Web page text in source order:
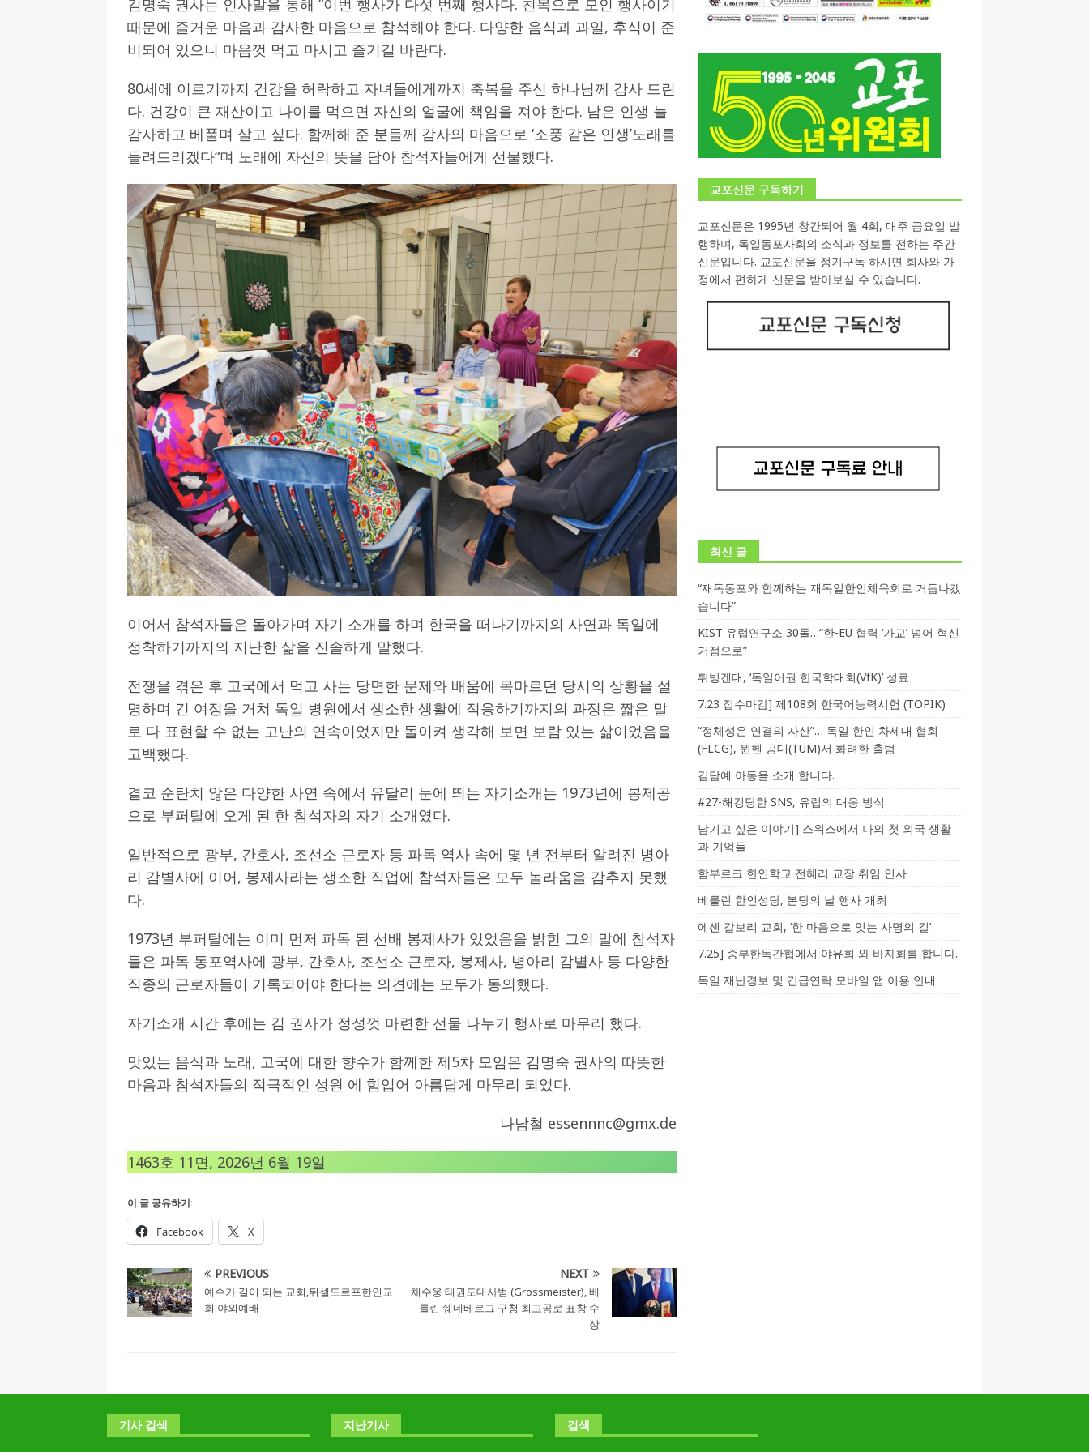
[ 2026-07-27 ] 튀빙겐대, ‘독일어권 한국학대회(VfK)’ 성료
한인소식
[ 2026-07-20 ] 7.23 접수마감] 제108회 한국어능력시험 (TOPIK)
[ 2026-07-20 ]
“정체성은 연결의 자산”… 독일 한인 차세대 협회(FLCG), 뮌헨 공대(TUM)서 화려한 출범
인소식
[ 2026-07-20 ] 김담예 아동을 소개 합니다.
사랑의 손길
[ 2022-03-20 ] 사진의 주인을 찾습니다. 게시판 / 행사 / 알림
김명숙 권사는 인사말을 통해 “이번 행사가 다섯 번째 행사다. 친목으로 모인 행사이기
때문에 즐거운 마음과 감사한 마음으로 참석해야 한다. 다양한 음식과 과일, 후식이 준
비되어 있으니 마음껏 먹고 마시고 즐기길 바란다.
80세에 이르기까지 건강을 허락하고 자녀들에게까지 축복을 주신 하나님께 감사 드린
다. 건강이 큰 재산이고 나이를 먹으면 자신의 얼굴에 책임을 져야 한다. 남은 인생 늘
감사하고 베풀며 살고 싶다. 함께해 준 분들께 감사의 마음으로 ‘소풍 같은 인생’노래를
들려드리겠다“며 노래에 자신의 뜻을 담아 참석자들에게 선물했다.
이어서 참석자들은 돌아가며 자기 소개를 하며 한국을 떠나기까지의 사연과 독일에
정착하기까지의 지난한 삶을 진솔하게 말했다.
전쟁을 겪은 후 고국에서 먹고 사는 당면한 문제와 배움에 목마르던 당시의 상황을 설
명하며 긴 여정을 거쳐 독일 병원에서 생소한 생활에 적응하기까지의 과정은 짧은 말
로 다 표현할 수 없는 고난의 연속이었지만 돌이켜 생각해 보면 보람 있는 삶이었음을
고백했다.
결코 순탄치 않은 다양한 사연 속에서 유달리 눈에 띄는 자기소개는 1973년에 봉제공
으로 부퍼탈에 오게 된 한 참석자의 자기 소개였다.
일반적으로 광부, 간호사, 조선소 근로자 등 파독 역사 속에 몇 년 전부터 알려진 병아
리 감별사에 이어, 봉제사라는 생소한 직업에 참석자들은 모두 놀라움을 감추지 못했
다.
1973년 부퍼탈에는 이미 먼저 파독 된 선배 봉제사가 있었음을 밝힌 그의 말에 참석자
들은 파독 동포역사에 광부, 간호사, 조선소 근로자, 봉제사, 병아리 감별사 등 다양한
직종의 근로자들이 기록되어야 한다는 의견에는 모두가 동의했다.
자기소개 시간 후에는 김 권사가 정성껏 마련한 선물 나누기 행사로 마무리 했다.
맛있는 음식과 노래, 고국에 대한 향수가 함께한 제5차 모임은 김명숙 권사의 따뜻한
마음과 참석자들의 적극적인 성원 에 힘입어 아름답게 마무리 되었다.
나남철 essennnc@gmx.de
1463호 11면, 2026년 6월 19일
이 글 공유하기:
Facebook X
PREVIOUS
예수가 길이 되는 교회‚뒤셀도르프한인교
회 야외예배
NEXT
채수웅 태권도대사범 (Grossmeister), 베
를린 쉐네베르그 구청 최고공로 표창 수
상
교포신문 구독하기
교포신문은 1995년 창간되어 월 4회, 매주 금요일 발
행하며, 독일동포사회의 소식과 정보를 전하는 주간
신문입니다. 교포신문을 정기구독 하시면 회사와 가
정에서 편하게 신문을 받아보실 수 있습니다.
최신 글
“재독동포와 함께하는 재독일한인체육회로 거듭나겠
습니다”
KIST 유럽연구소 30돌…“한-EU 협력 ‘가교’ 넘어 혁신
거점으로”
튀빙겐대, ‘독일어권 한국학대회(VfK)’ 성료
7.23 접수마감] 제108회 한국어능력시험 (TOPIK)
“정체성은 연결의 자산”… 독일 한인 차세대 협회
(FLCG), 뮌헨 공대(TUM)서 화려한 출범
김담예 아동을 소개 합니다.
#27-해킹당한 SNS, 유럽의 대응 방식
남기고 싶은 이야기] 스위스에서 나의 첫 외국 생활
과 기억들
함부르크 한인학교 전혜리 교장 취임 인사
베를린 한인성당, 본당의 날 행사 개최
에센 갈보리 교회, ‘한 마음으로 잇는 사명의 길’
7.25] 중부한독간협에서 야유회 와 바자회를 합니다.
독일 재난경보 및 긴급연락 모바일 앱 이용 안내
기사 검색 지난기사 검색